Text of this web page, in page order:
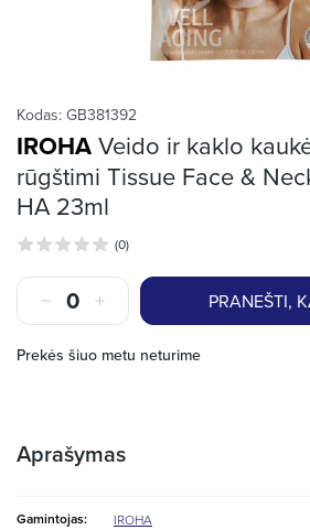
Kodas: GB381392
IROHAVeido ir kaklo
rūgštimi Tissue Face &
HA 23ml
(0)
PRANEŠTI,
Prekės šiuo metu neturime
Aprašymas
Gamintojas: IROHA